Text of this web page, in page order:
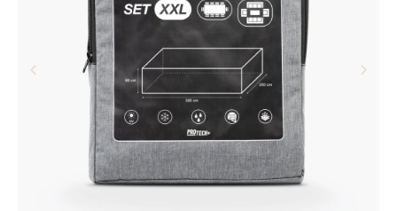
ADICIONAR AO CARRINHO